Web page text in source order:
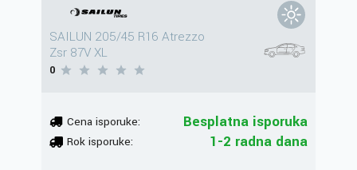
SAILUN 205/45 R16 Atrezzo
Zsr 87V XL
0
Cena isporuke: Besplatna isporuka
Rok isporuke: 1-2 radna dana